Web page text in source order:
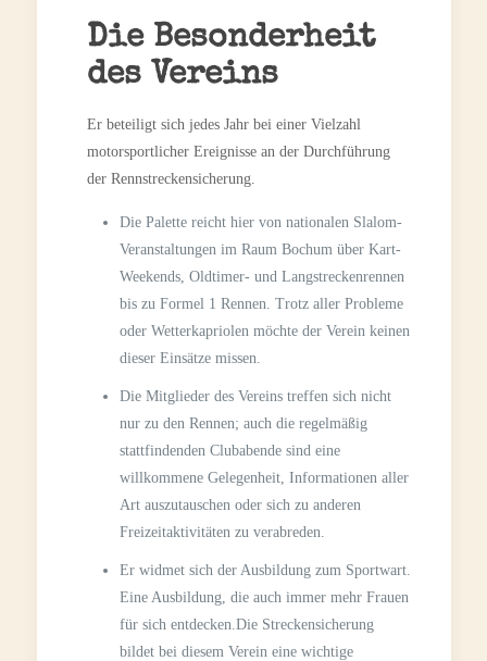
Die Besonderheit
des Vereins
Er beteiligt sich jedes Jahr bei einer Vielzahl
motorsportlicher Ereignisse an der Durchführung
der Rennstreckensicherung.
Die Palette reicht hier von nationalen Slalom-
Veranstaltungen im Raum Bochum über Kart-
Weekends, Oldtimer- und Langstreckenrennen
bis zu Formel 1 Rennen. Trotz aller Probleme
oder Wetterkapriolen möchte der Verein keinen
dieser Einsätze missen.
Die Mitglieder des Vereins treffen sich nicht
nur zu den Rennen; auch die regelmäßig
stattfindenden Clubabende sind eine
willkommene Gelegenheit, Informationen aller
Art auszutauschen oder sich zu anderen
Freizeitaktivitäten zu verabreden.
Er widmet sich der Ausbildung zum Sportwart.
Eine Ausbildung, die auch immer mehr Frauen
für sich entdecken.Die Streckensicherung
bildet bei diesem Verein eine wichtige